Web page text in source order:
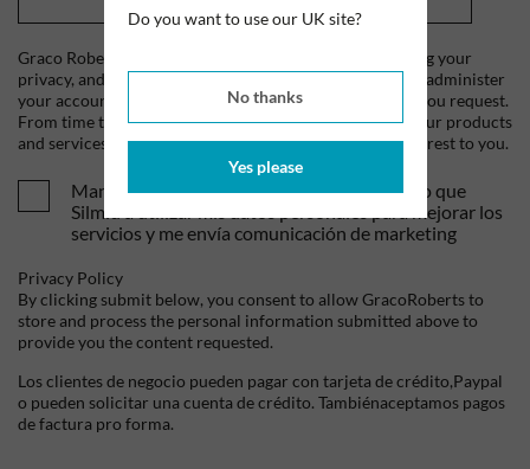
Do you want to use our UK site?
No thanks
Yes please
Graco Roberts is committed to protecting and respecting your
privacy, and we'll only use your personal information to administer
your account and to provide the products and services you request.
From time to time, we would like to contact you about our products
and services, as well as other content that may be of interest to you.
Mandame tus ofertas y novedades. Entiendo que
Silmid a utilizar mis datos personales para mejorar los
servicios y me envía comunicación de marketing
Privacy Policy
By clicking submit below, you consent to allow GracoRoberts to
store and process the personal information submitted above to
provide you the content requested.
Los clientes de negocio pueden pagar con tarjeta de crédito,Paypal
o pueden solicitar una cuenta de crédito. Tambiénaceptamos pagos
de factura pro forma.